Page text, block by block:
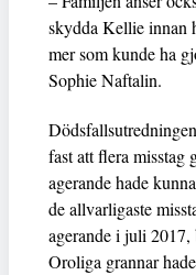
skydda Kellie innan
mer som kunde ha
Sophie Naftalin.
fast att flera misstag
agerande hade
de allvarligaste
agerande i juli 2017,
Oroliga grannar